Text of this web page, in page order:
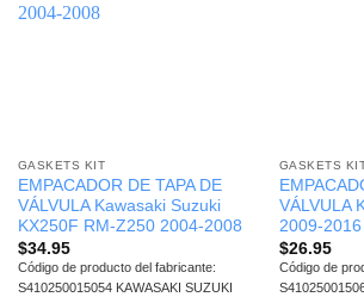
GASKETS KIT
EMPACADOR DE TAPA DE
VÁLVULA Kawasaki Suzuki
KX250F RM-Z250 2004-2008
$34.95
Código de producto del fabricante:
S410250015054 KAWASAKI SUZUKI
GASKETS
VÁLVULA
2009-2016
$26.95
Código de